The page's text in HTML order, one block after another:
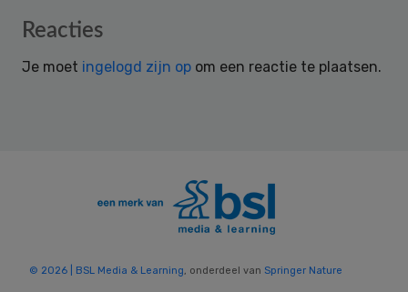
Reader
Reacties
Je moet ingelogd zijn op om een reactie te plaatsen.
© 2026 | BSL Media & Learning , onderdeel van Springer Nature